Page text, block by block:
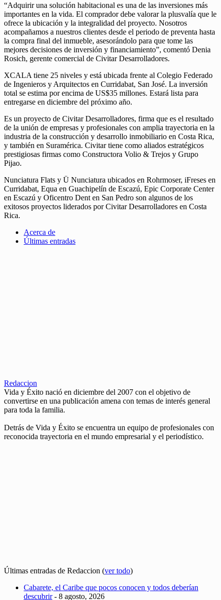
“Adquirir una solución habitacional es una de las inversiones más
importantes en la vida. El comprador debe valorar la plusvalía que le
ofrece la ubicación y la integralidad del proyecto. Nosotros
acompañamos a nuestros clientes desde el periodo de preventa hasta
la compra final del inmueble, asesorándolo para que tome las
mejores decisiones de inversión y financiamiento”, comentó Denia
Rosich, gerente comercial de Civitar Desarrolladores.
XCALA tiene 25 niveles y está ubicada frente al Colegio Federado
de Ingenieros y Arquitectos en Curridabat, San José. La inversión
total se estima por encima de US$35 millones. Estará lista para
entregarse en diciembre del próximo año.
Es un proyecto de Civitar Desarrolladores, firma que es el resultado
de la unión de empresas y profesionales con amplia trayectoria en la
industria de la construcción y desarrollo inmobiliario en Costa Rica,
y también en Suramérica. Civitar tiene como aliados estratégicos
prestigiosas firmas como Constructora Volio & Trejos y Grupo
Pijao.
Nunciatura Flats y Ü Nunciatura ubicados en Rohrmoser, iFreses en
Curridabat, Equa en Guachipelín de Escazú, Epic Corporate Center
en Escazú y Oficentro Dent en San Pedro son algunos de los
exitosos proyectos liderados por Civitar Desarrolladores en Costa
Rica.
Acerca de
Últimas entradas
Redaccion
Vida y Éxito nació en diciembre del 2007 con el objetivo de
convertirse en una publicación amena con temas de interés general
para toda la familia.
Detrás de Vida y Éxito se encuentra un equipo de profesionales con
reconocida trayectoria en el mundo empresarial y el periodístico.
Últimas entradas de Redaccion (ver todo)
Cabarete, el Caribe que pocos conocen y todos deberían
descubrir- 8 agosto, 2026